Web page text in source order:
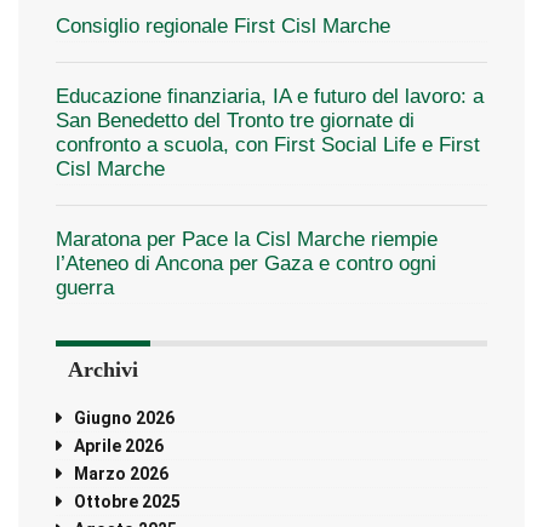
Consiglio regionale First Cisl Marche
Educazione finanziaria, IA e futuro del lavoro: a
San Benedetto del Tronto tre giornate di
confronto a scuola, con First Social Life e First
Cisl Marche
Maratona per Pace la Cisl Marche riempie
l’Ateneo di Ancona per Gaza e contro ogni
guerra
Archivi
Giugno 2026
Aprile 2026
Marzo 2026
Ottobre 2025